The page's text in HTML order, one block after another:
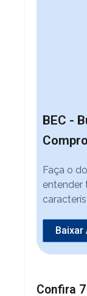
BEC -
Faça o
entender
Baixar
Confira